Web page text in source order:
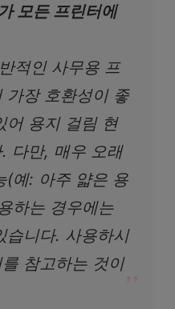
모든 프린터에
적인 사무용 프
가장 호환성이 좋
어 용지 걸림 현
다만, 매우 오래
(예: 아주 얇은 용
하는 경우에는
습니다. 사용하시
참고하는 것이